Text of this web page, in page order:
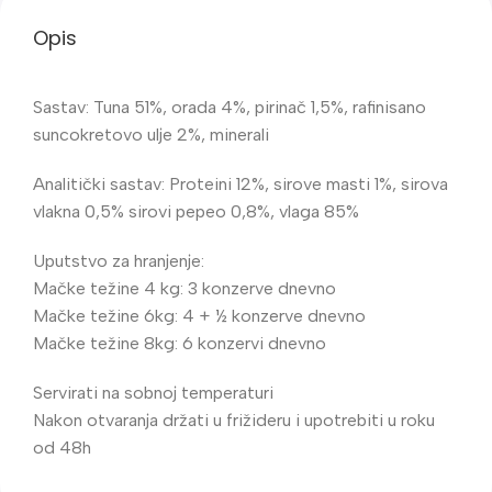
Opis
Sastav: Tuna 51%, orada 4%, pirinač 1,5%, rafinisano
suncokretovo ulje 2%, minerali
Analitički sastav: Proteini 12%, sirove masti 1%, sirova
vlakna 0,5% sirovi pepeo 0,8%, vlaga 85%
Uputstvo za hranjenje:
Mačke težine 4 kg: 3 konzerve dnevno
Mačke težine 6kg: 4 + ½ konzerve dnevno
Mačke težine 8kg: 6 konzervi dnevno
Servirati na sobnoj temperaturi
Nakon otvaranja držati u frižideru i upotrebiti u roku
od 48h